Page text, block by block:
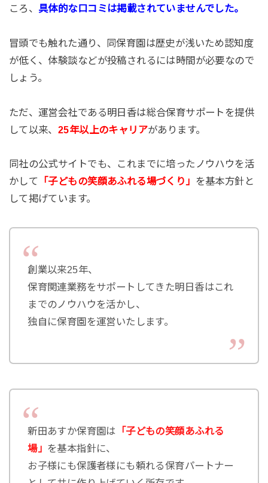
ころ、 具体的な口コミは掲載されていませんでした。
冒頭でも触れた通り、同保育園は歴史が浅いため認知度
が低く、体験談などが投稿されるには時間が必要なので
しょう。
ただ、運営会社である明日香は総合保育サポートを提供
して以来、 25年以上のキャリアがあります。
同社の公式サイトでも、これまでに培ったノウハウを活
かして 「子どもの笑顔あふれる場づくり」 を基本方針と
して掲げています。
創業以来25年、
保育関連業務をサポートしてきた明日香はこれ
までのノウハウを活かし、
独自に保育園を運営いたします。
新田あすか保育園は 「子どもの笑顔あふれる
場」 を基本指針に、
お子様にも保護者様にも頼れる保育パートナー